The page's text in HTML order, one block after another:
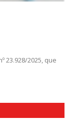
23.928/2025, que